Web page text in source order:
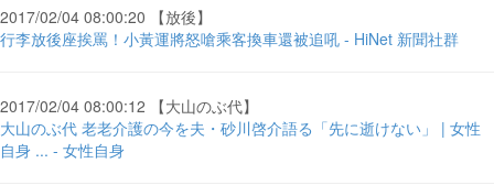
2017/02/04 08:00:20 【放後】
行李放後座挨罵！小黃運將怒嗆乘客換車還被追吼 - HiNet 新聞社群
2017/02/04 08:00:12 【大山のぶ代】
大山のぶ代 老老介護の今を夫・砂川啓介語る「先に逝けない」 | 女性
自身 ... - 女性自身